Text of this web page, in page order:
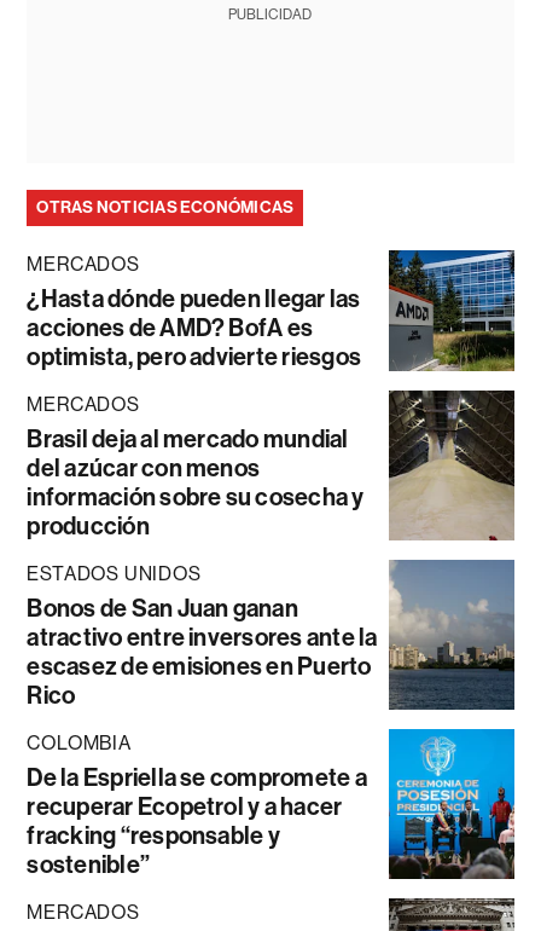
PUBLICIDAD
OTRAS NOTICIAS ECONÓMICAS
MERCADOS
¿Hasta dónde pueden llegar las
acciones de AMD? BofA es
optimista, pero advierte riesgos
MERCADOS
Brasil deja al mercado mundial
del azúcar con menos
información sobre su cosecha y
producción
ESTADOS UNIDOS
Bonos de San Juan ganan
atractivo entre inversores ante la
escasez de emisiones en Puerto
Rico
COLOMBIA
De la Espriella se compromete a
recuperar Ecopetrol y a hacer
fracking “responsable y
sostenible”
MERCADOS